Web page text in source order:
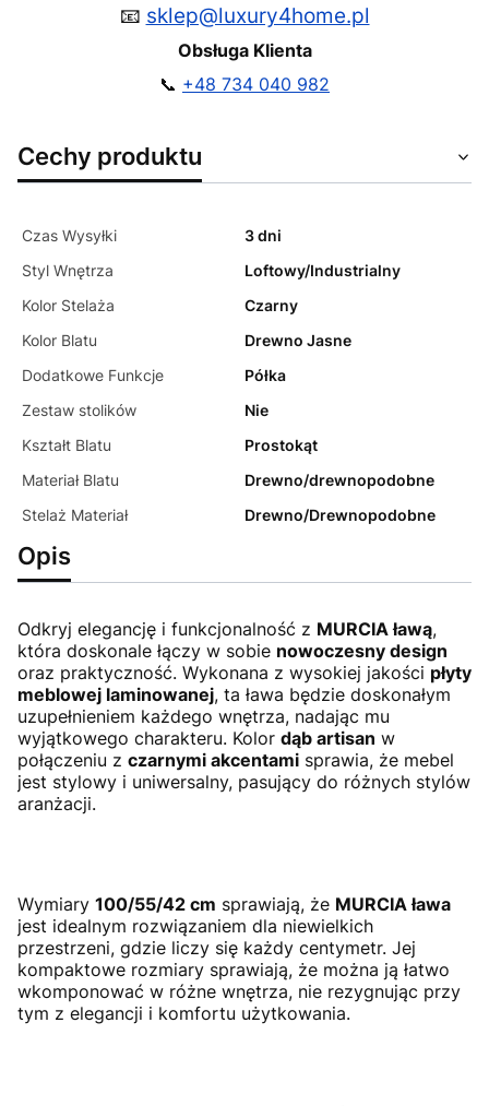
📧 sklep@luxury4home.pl
Obsługa Klienta
📞 +48 734 040 982
Cechy produktu
Czas Wysyłki
3 dni
Styl Wnętrza
Loftowy/Industrialny
Kolor Stelaża
Czarny
Kolor Blatu
Drewno Jasne
Dodatkowe Funkcje
Półka
Zestaw stolików
Nie
Kształt Blatu
Prostokąt
Materiał Blatu
Drewno/drewnopodobne
Stelaż Materiał
Drewno/Drewnopodobne
Opis
Odkryj elegancję i funkcjonalność z MURCIA ławą,
która doskonale łączy w sobie nowoczesny design
oraz praktyczność. Wykonana z wysokiej jakości płyty
meblowej laminowanej, ta ława będzie doskonałym
uzupełnieniem każdego wnętrza, nadając mu
wyjątkowego charakteru. Kolor dąb artisan w
połączeniu z czarnymi akcentami sprawia, że mebel
jest stylowy i uniwersalny, pasujący do różnych stylów
aranżacji.
Wymiary 100/55/42 cm sprawiają, że MURCIA ława
jest idealnym rozwiązaniem dla niewielkich
przestrzeni, gdzie liczy się każdy centymetr. Jej
kompaktowe rozmiary sprawiają, że można ją łatwo
wkomponować w różne wnętrza, nie rezygnując przy
tym z elegancji i komfortu użytkowania.